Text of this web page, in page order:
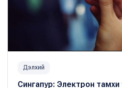
Дэлхий
Сингапур: Электрон тамхи